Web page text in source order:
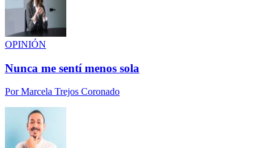
OPINIÓN
Nunca me sentí menos sola
PorMarcela Trejos Coronado